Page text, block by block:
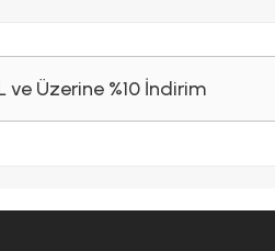
ve Üzerine %10 İndirim